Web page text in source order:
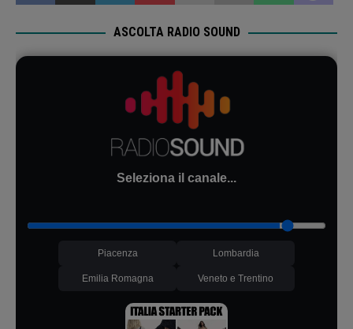
ASCOLTA RADIO SOUND
Seleziona il canale...
Piacenza Lombardia
Emilia Romagna Veneto e Trentino